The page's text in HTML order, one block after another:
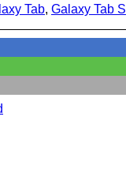
Tab, Galaxy Tab S